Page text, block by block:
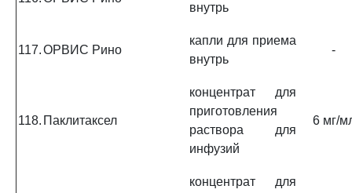
внутрь
117.ОРВИС Рино
капли для приема
внутрь
-
118. Паклитаксел
концентрат для
приготовления
раствора для
инфузий
6 мг/
концентрат для